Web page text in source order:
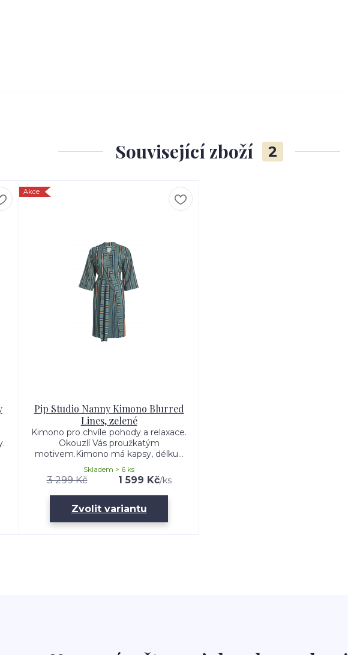
Související zboží 2
Akce
Pip Studio Nanny Kimono Blurred
Lines, zelené
Kimono pro chvíle pohody a relaxace.
Okouzlí Vás proužkatým
motivem.Kimono má kapsy, délku...
3 299 Kč 1 599 Kč/ks
Skladem > 6 ks
Zvolit variantu